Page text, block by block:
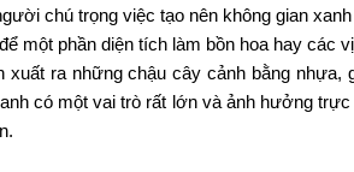
chú trọng việc tạo nên không gian
một phần diện tích làm bồn hoa hay các
ra những chậu cây cảnh bằng nhựa,
có một vai trò rất lớn và ảnh hưởng